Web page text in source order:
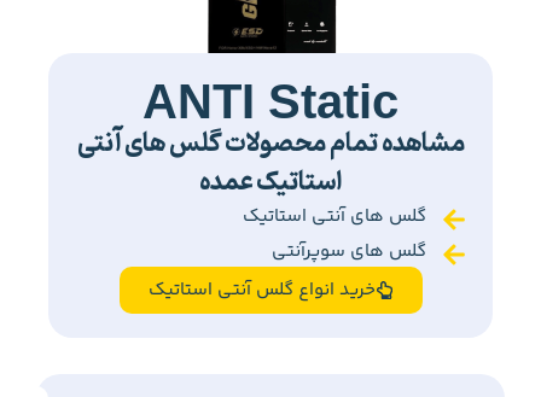
ANTI Static
مشاهده تمام محصولات گلس های آنتی
استاتیک عمده
گلس های آنتی استاتیک
گلس های سوپرآنتی
خرید انواع گلس آنتی استاتیک